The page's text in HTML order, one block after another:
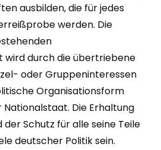
ausbilden, die für jedes
werden. Die
wird durch die übertriebene
oder Gruppeninteressen
Organisationsform
Nationalstaat. Die Erhaltung
der Schutz für alle seine Teile
deutscher Politik sein.